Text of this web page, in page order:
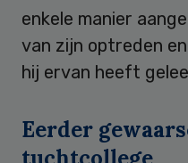
enkele manier
van zijn optreden
hij ervan heeft
Eerder